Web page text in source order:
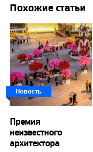
Похожие статьи
Новость
Премия
неизвестного
архитектора